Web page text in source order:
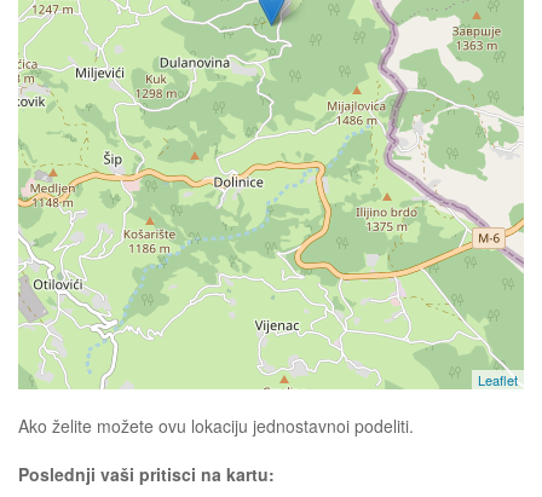
Leaflet
Ako želite možete ovu lokaciju jednostavnoi podeliti.
Poslednji vaši pritisci na kartu: